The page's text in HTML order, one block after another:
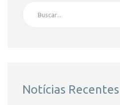
Notícias Recentes